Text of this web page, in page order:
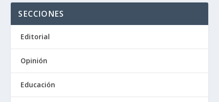
SECCIONES
Editorial
Opinión
Educación